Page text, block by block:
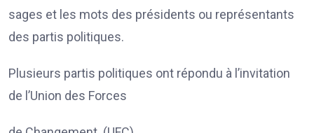
sages et les mots des présidents ou représentants
des partis politiques.
Plusieurs partis politiques ont répondu à l’invitation
de l’Union des Forces